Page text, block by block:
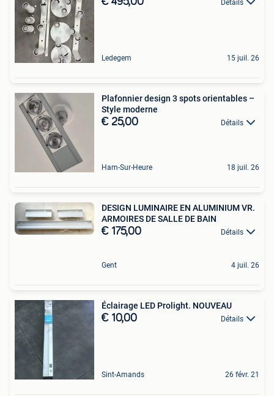
Détails
Ledegem 15 juil. 26
Plafonnier design 3 spots orientables –
Style moderne
€ 25,00 Détails
Ham-Sur-Heure 18 juil. 26
DESIGN LUMINAIRE EN ALUMINIUM VR.
ARMOIRES DE SALLE DE BAIN
€ 175,00 Détails
Gent 4 juil. 26
Éclairage LED Prolight. NOUVEAU
€ 10,00 Détails
Sint-Amands 26 févr. 21